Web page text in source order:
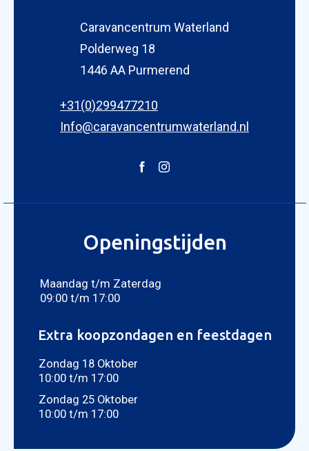
Caravancentrum Waterland
Polderweg 18
1446 AA Purmerend
+31(0)299477210
Info@caravancentrumwaterland.nl
Openingstijden
Maandag t/m Zaterdag
09:00 t/m 17:00
Extra koopzondagen en feestdagen
Zondag 18 Oktober
10:00 t/m 17:00
Zondag 25 Oktober
10:00 t/m 17:00